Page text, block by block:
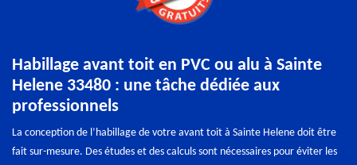
Habillage avant toit en PVC ou alu à Sainte
Helene 33480 : une tâche dédiée aux
professionnels
La conception de l’habillage de votre avant toit à Sainte Helene doit être
fait sur-mesure. Des études et des calculs sont nécessaires pour éviter les